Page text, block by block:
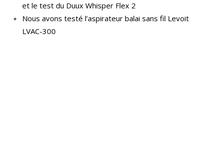
et le test du Duux Whisper Flex 2
Nous avons testé l’aspirateur balai sans fil Levoit
LVAC-300